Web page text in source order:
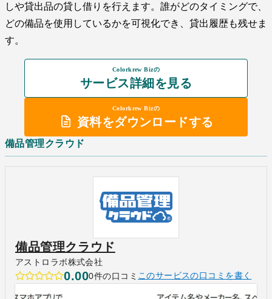
しや貸出品の貸し借りを行えます。誰がどのタイミングで、
どの備品を使用しているかを可視化でき、貸出履歴も残せま
す。
Colorkrew Bizの
サービス詳細を見る
Colorkrew Bizの
資料をダウンロードする
備品管理クラウド
備品管理クラウド
アストロラボ株式会社
0.000件の口コミ このサービスの口コミを書く